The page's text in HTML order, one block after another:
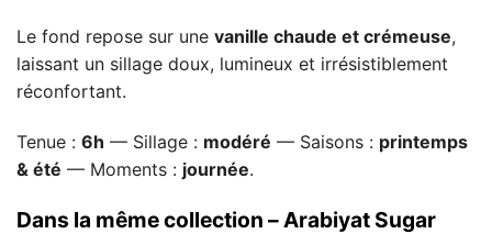
Le fond repose sur une vanille chaude et crémeuse,
laissant un sillage doux, lumineux et irrésistiblement
réconfortant.
Tenue : 6h — Sillage : modéré — Saisons : printemps
& été — Moments : journée.
Dans la même collection – Arabiyat Sugar